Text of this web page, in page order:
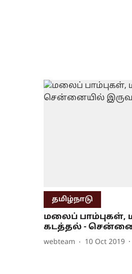
தமிழ்நாடு
மலைப் பாம்புகள்,
கடத்தல் -
webteam 10 Oct 2019